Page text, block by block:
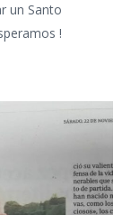
un Santo
!